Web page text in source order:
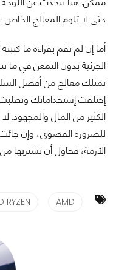
حتى لا تلوم المعالج
أما إن لم تقم بقراءة ما
الجزئية بدون التمعن في
تمتلك معالج من أفضل
إختلفت إستخداماتك
الكثير من المال والمجهود.
للضرورة القصوى، وإن
الأزمة، فحاول أن تشتريها
AMD
RYZEN